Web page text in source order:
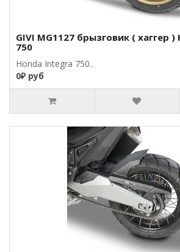
GIVI MG1127 брызговик ( хаггер
750
Honda Integra 750..
0₽ руб